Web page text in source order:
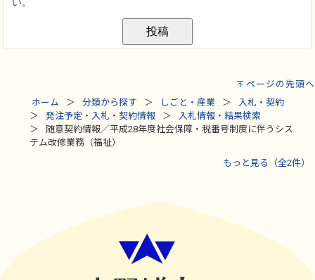
ページの先頭へ
ホーム
分類から探す しごと・産業
入札・契約
発注予定・入札・契約情報
入札情報・結果検索
随意契約情報／平成28年度社会保障・税番号制度に伴うシス
テム改修業務（福祉）
もっと見る（全2件）